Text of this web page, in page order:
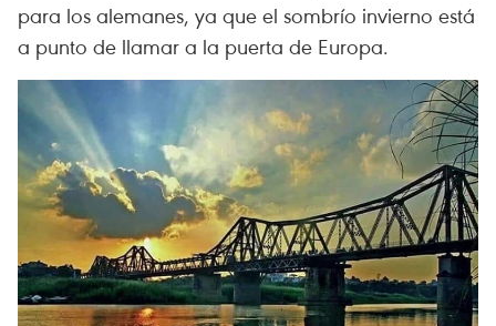
para los alemanes, ya que el sombrío invierno está
a punto de llamar a la puerta de Europa.